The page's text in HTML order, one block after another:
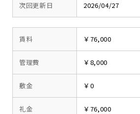
次回更新日 2026/04/27
賃料 ￥76,000
管理費 ￥8,000
敷金 ￥0
礼金 ￥76,000